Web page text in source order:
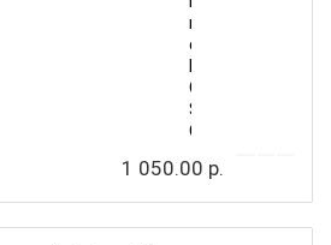
в
стиле
Loft
Gray
Scool-
G
1 050.00 р.